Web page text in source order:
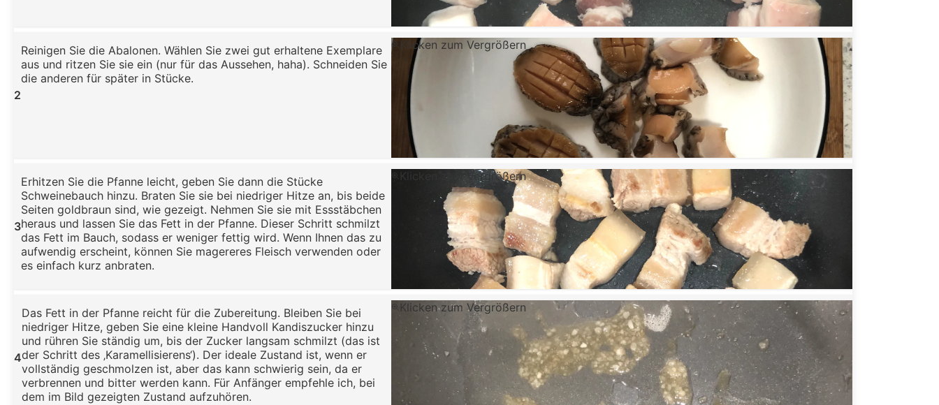
2
Reinigen Sie die Abalonen. Wählen Sie zwei gut erhaltene Exem­plare
aus und ritzen Sie sie ein (nur für das Aussehen, haha). Schneiden Sie
die anderen für später in Stücke.
Klicken zum Vergrößern
3
Erhitzen Sie die Pfanne leicht, geben Sie dann die Stücke
Schweinebauch hinzu. Braten Sie sie bei niedriger Hitze an, bis beide
Seiten goldbraun sind, wie gezeigt. Nehmen Sie sie mit Essstäbchen
heraus und lassen Sie das Fett in der Pfanne. Dieser Schritt schmilzt
das Fett im Bauch, sodass er weniger fettig wird. Wenn Ihnen das zu
aufwendig erscheint, können Sie magereres Fleisch verwenden oder
es einfach kurz anbraten.
Klicken zum Vergrößern
4
Das Fett in der Pfanne reicht für die Zubereitung. Bleiben Sie bei
niedriger Hitze, geben Sie eine kleine Handvoll Kandiszucker hinzu
und rühren Sie ständig um, bis der Zucker langsam schmilzt (das ist
der Schritt des ‚Karamellisierens‘). Der ideale Zustand ist, wenn er
vollständig geschmolzen ist, aber das kann schwierig sein, da er
verbrennen und bitter werden kann. Für Anfänger empfehle ich, bei
dem im Bild gezeigten Zustand aufzuhören.
Klicken zum Vergrößern